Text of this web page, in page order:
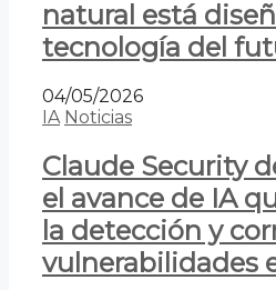
natural está
tecnología del
04/05/2026
IA Noticias
Claude Security
el avance de IA
la detección y
vulnerabilidades